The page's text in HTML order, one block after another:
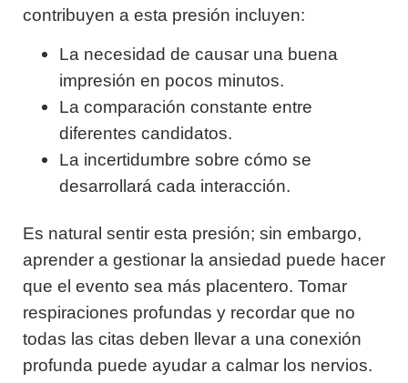
contribuyen a esta presión incluyen:
La necesidad de causar una buena
impresión en pocos minutos.
La comparación constante entre
diferentes candidatos.
La incertidumbre sobre cómo se
desarrollará cada interacción.
Es natural sentir esta presión; sin embargo,
aprender a gestionar la ansiedad puede hacer
que el evento sea más placentero. Tomar
respiraciones profundas y recordar que no
todas las citas deben llevar a una conexión
profunda puede ayudar a calmar los nervios.